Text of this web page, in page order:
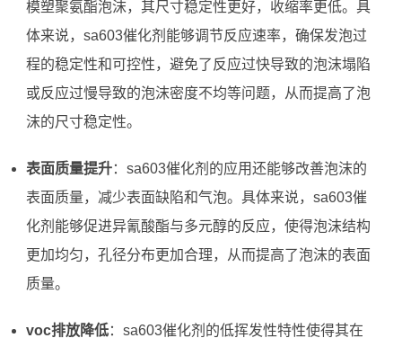
模塑聚氨酯泡沫，其尺寸稳定性更好，收缩率更低。具
体来说，sa603催化剂能够调节反应速率，确保发泡过
程的稳定性和可控性，避免了反应过快导致的泡沫塌陷
或反应过慢导致的泡沫密度不均等问题，从而提高了泡
沫的尺寸稳定性。
表面质量提升：sa603催化剂的应用还能够改善泡沫的
表面质量，减少表面缺陷和气泡。具体来说，sa603催
化剂能够促进异氰酸酯与多元醇的反应，使得泡沫结构
更加均匀，孔径分布更加合理，从而提高了泡沫的表面
质量。
voc排放降低：sa603催化剂的低挥发性特性使得其在